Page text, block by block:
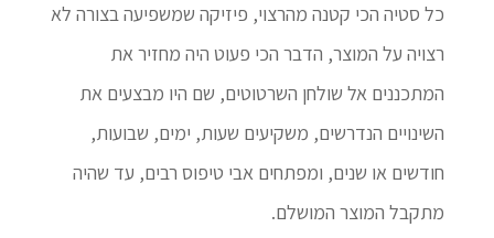
כל סטיה הכי קטנה מהרצוי, פיזיקה שמשפיעה בצורה לא
רצויה על המוצר, הדבר הכי פעוט היה מחזיר את
המתכננים אל שולחן השרטוטים, שם היו מבצעים את
השינויים הנדרשים, משקיעים שעות, ימים, שבועות,
חודשים או שנים, ומפתחים אבי טיפוס רבים, עד שהיה
מתקבל המוצר המושלם.